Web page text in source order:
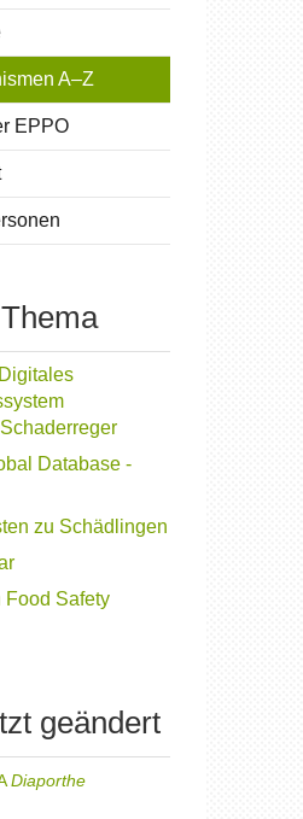
A–Z
EPPO
Database -
zu Schädlingen
Food Safety
geändert
Diaporthe